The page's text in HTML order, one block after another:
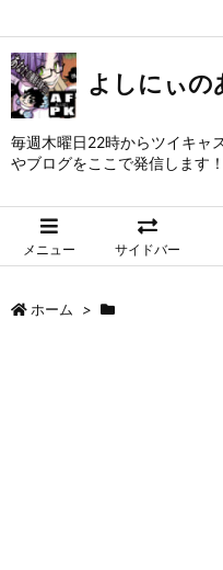
よしにぃの
毎週木曜日22時からツイキャ
やブログをここで発信します！
メニュー サイドバー
ホーム >